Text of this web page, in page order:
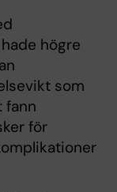
högre
som
fann
för